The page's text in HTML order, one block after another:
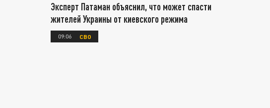
Эксперт Патаман объяснил, что может спасти
жителей Украины от киевского режима
09:06 СВО